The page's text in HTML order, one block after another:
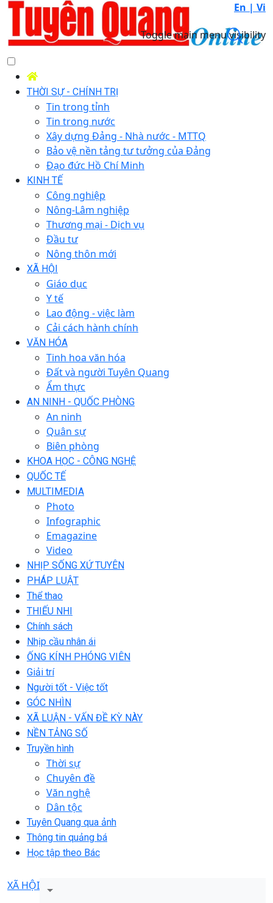
En | Vi
Toggle main menu visibility
THỜI SỰ - CHÍNH TRỊ
Tin trong tỉnh
Tin trong nước
Xây dựng Đảng - Nhà nước - MTTQ
Bảo vệ nền tảng tư tưởng của Đảng
Đạo đức Hồ Chí Minh
KINH TẾ
Công nghiệp
Nông-Lâm nghiệp
Thương mại - Dịch vụ
Đầu tư
Nông thôn mới
XÃ HỘI
Giáo dục
Y tế
Lao động - việc làm
Cải cách hành chính
VĂN HÓA
Tinh hoa văn hóa
Đất và người Tuyên Quang
Ẩm thực
AN NINH - QUỐC PHÒNG
An ninh
Quân sự
Biên phòng
KHOA HỌC - CÔNG NGHỆ
QUỐC TẾ
MULTIMEDIA
Photo
Infographic
Emagazine
Video
NHỊP SỐNG XỨ TUYÊN
PHÁP LUẬT
Thể thao
THIẾU NHI
Chính sách
Nhịp cầu nhân ái
ỐNG KÍNH PHÓNG VIÊN
Giải trí
Người tốt - Việc tốt
GÓC NHÌN
XÃ LUẬN - VẤN ĐỀ KỲ NÀY
NỀN TẢNG SỐ
Truyền hình
Thời sự
Chuyên đề
Văn nghệ
Dân tộc
Tuyên Quang qua ảnh
Thông tin quảng bá
Học tập theo Bác
XÃ HỘI